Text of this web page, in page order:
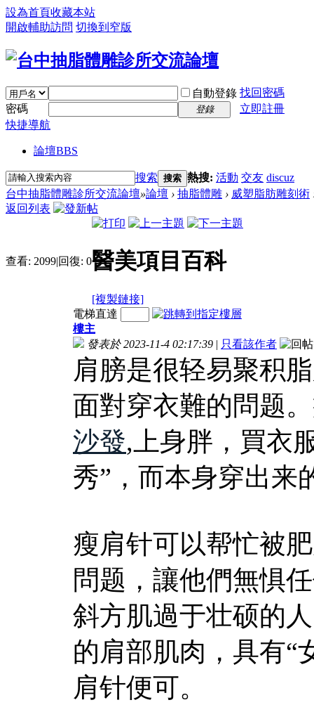
設為首頁收藏本站
開啟輔助訪問 切換到窄版
自動登錄 找回密碼
密碼
登錄
立即註冊
快捷導航
論壇BBS
搜索 搜索 熱搜: 活動 交友 discuz
台中抽脂體雕診所交流論壇»論壇 › 抽脂體雕 › 威塑脂肪雕刻術
返回列表
查看: 2099|回復: 0醫美項目百科
[複製鏈接]
電梯直達
樓主
發表於 2023-11-4 02:17:39 | 只看該作者
肩膀是很轻易聚积
面對穿衣難的問题
沙發,上身胖，買衣
秀”，而本身穿出来
瘦肩针可以帮忙被
問题，讓他們無惧
斜方肌過于壮硕的
的肩部肌肉，具有“
肩针便可。